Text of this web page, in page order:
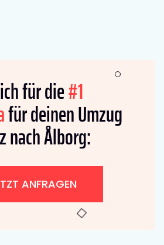
für die#1
für deinen Umzug
nach Ålborg:
ANFRAGEN